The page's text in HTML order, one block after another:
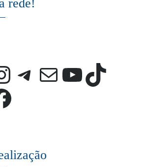
rede!
Telegram
E-mail
Youtube
TikTok